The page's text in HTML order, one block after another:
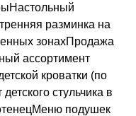
разминка на
зонахПродажа
ассортимент
кроватки (по
стульчика в
подушек